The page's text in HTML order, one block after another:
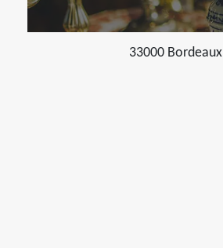
33000 Bordeaux